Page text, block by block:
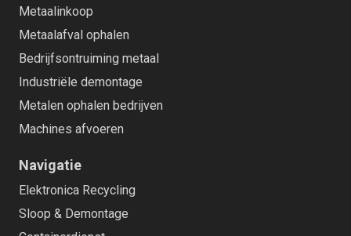
Metaalinkoop
Metaalafval ophalen
Bedrijfsontruiming metaal
Industriële demontage
Metalen ophalen bedrijven
Machines afvoeren
Navigatie
Elektronica Recycling
Sloop & Demontage